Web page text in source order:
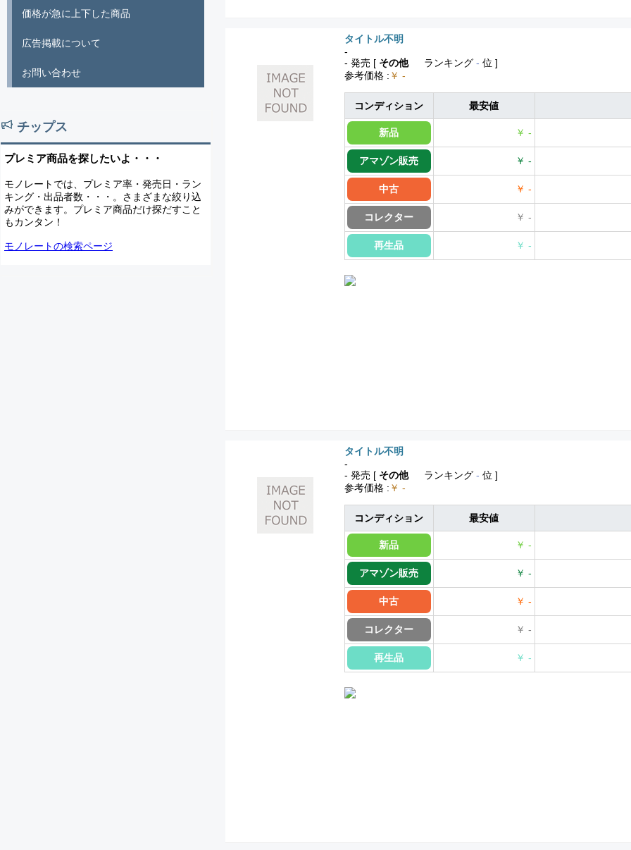
タイトル不明
-
- 発売 [ その他 ランキング - 位 ]
参考価格 : ￥ -
コンディション 最安値
新品 ￥ -
アマゾン販売 ￥ -
中古 ￥ -
コレクター ￥ -
再生品 ￥ -
タイトル不明
-
- 発売 [ その他 ランキング - 位 ]
参考価格 : ￥ -
コンディション 最安値
新品 ￥ -
アマゾン販売 ￥ -
中古 ￥ -
コレクター ￥ -
再生品 ￥ -
価格が急に上下した商品
広告掲載について
お問い合わせ
チップス
プレミア商品を探したいよ・・・
モノレートでは、プレミア率・発売日・ラン
キング・出品者数・・・。さまざまな絞り込
みができます。プレミア商品だけ探だすこと
もカンタン！
モノレートの検索ページ